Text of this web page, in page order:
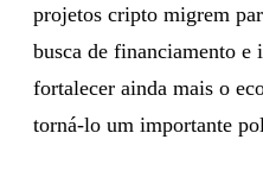
projetos cripto migrem
busca de financiamento e
fortalecer ainda mais o
torná-lo um importante